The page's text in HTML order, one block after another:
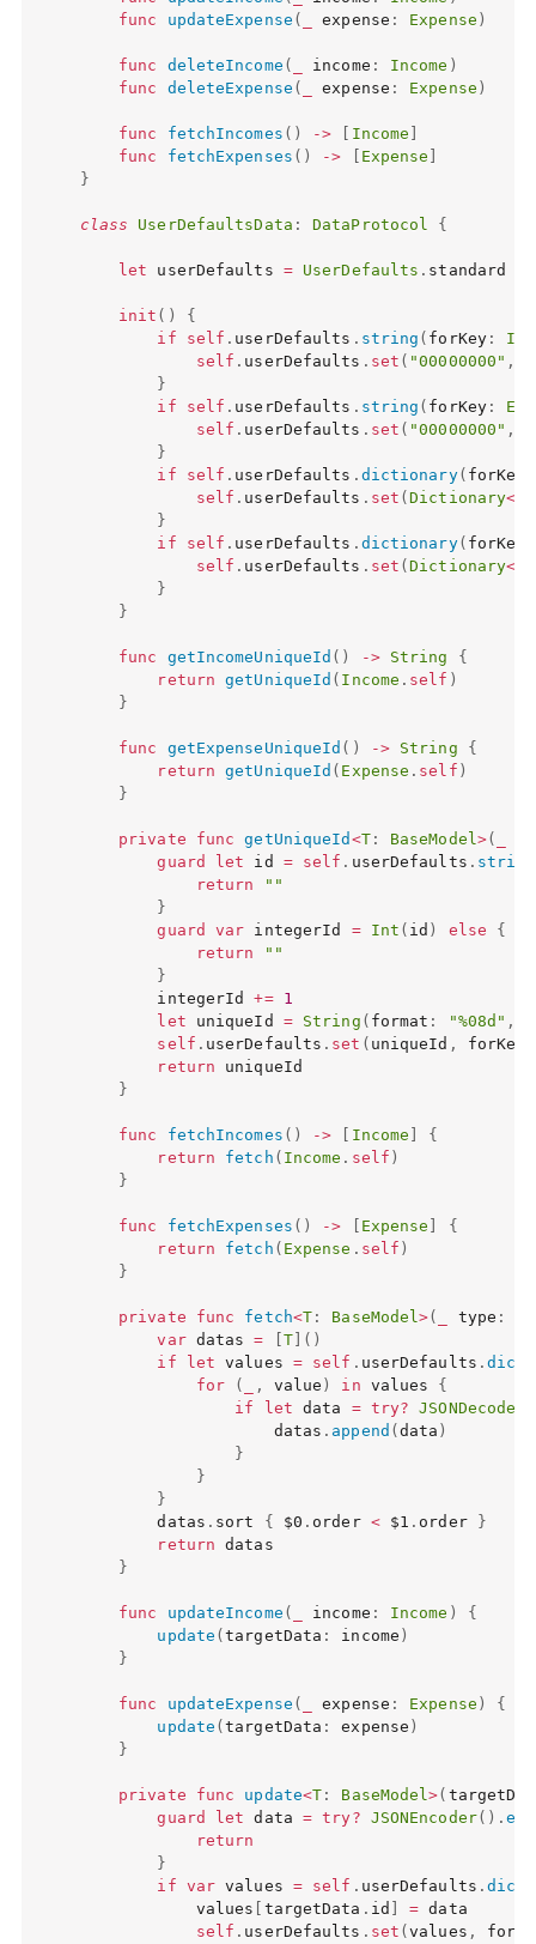
func
updateExpense ( expense : Expense )
func deleteIncome ( income : Income )
func
deleteExpense ( expense : Expense )
func fetchIncomes ( ) -> Income
func
fetchExpenses ( ) -> Expense
}
class UserDefaultsData : DataProtocol {
let userDefaults = UserDefaults . standard
init ( )
{
if
self . userDefaults . string ( forKey:
self . userDefaults . set ( "00000000" ,
}
if
self . userDefaults . string ( forKey:
self . userDefaults . set ( "00000000" ,
}
if
self . userDefaults . dictionary( forKey
self . userDefaults . set (Dictionary<
}
if
self . userDefaults . dictionary( forKey
self . userDefaults . set (Dictionary<
}
}
func getIncomeUniqueId ( ) -> String
{
return
getUniqueId ( Income . self )
}
func getExpenseUniqueId ( ) -> String
{
return
getUniqueId ( Expense . self )
}
private func getUniqueId <T: BaseModel>(
guard
let id = self . userDefaults . string
return
""
}
guard
var integerId = Int ( id ) else
{
return
""
}
        integerId
+=
1
let uniqueId = String ( format : "%08d" ,
self . userDefaults . set ( uniqueId , forKey
return uniqueId
}
func fetchIncomes ( ) -> Income
{
return
fetch ( Income . self )
}
func fetchExpenses ( ) -> Expense
{
return
fetch ( Expense . self )
}
private func fetch<T : BaseModel>( type :
var datas = T] ( )
if
let values = self . userDefaults .
for
( , value ) in values {
if
let data = try? JSONDecoder
                    datas
. append ( data )
}
}
}
        datas
. sort { $0 . order < $1 . order
}
return datas
}
func updateIncome ( income : Income )
{
update (targetData : income )
}
func updateExpense ( expense : Expense )
{
update (targetData : expense )
}
private func update<T : BaseModel>(
guard
let data = try? JSONEncoder( ) .
return
}
if var values = self . userDefaults .
            values
targetData . id = data
self . userDefaults . set (values ,